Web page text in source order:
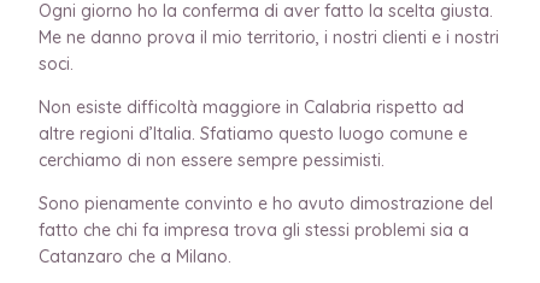
Ogni giorno ho la conferma di aver fatto la scelta giusta.
Me ne danno prova il mio territorio, i nostri clienti e i nostri
soci.
Non esiste difficoltà maggiore in Calabria rispetto ad
altre regioni d’Italia. Sfatiamo questo luogo comune e
cerchiamo di non essere sempre pessimisti.
Sono pienamente convinto e ho avuto dimostrazione del
fatto che chi fa impresa trova gli stessi problemi sia a
Catanzaro che a Milano.